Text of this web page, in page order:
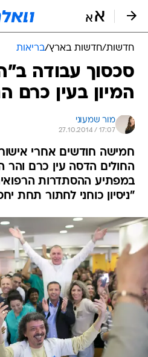
חדשות/חדשות בארץ/בריאות
סכסוך עבודה
המיון בעין כרם
מור שמעוני
27.10.2014 / 17:07
חמישה חודשים אחרי
החולים הדסה עין כרם והר
במפתיע ההסתדרות
"ניסיון כוחני לחתור תחת